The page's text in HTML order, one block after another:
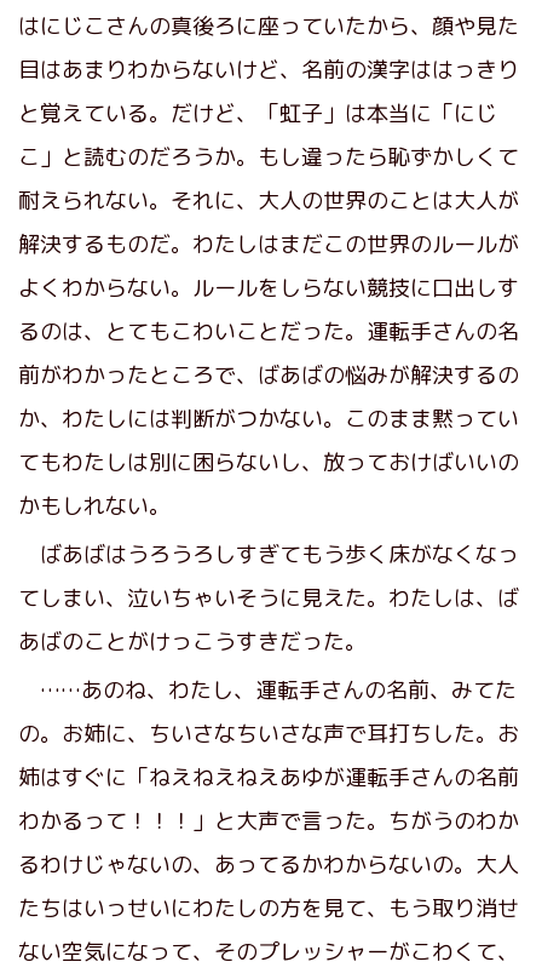
はにじこさんの真後ろに座っていたから、顔や見た
目はあまりわからないけど、名前の漢字ははっきり
と覚えている。だけど、「虹子」は本当に「にじ
こ」と読むのだろうか。もし違ったら恥ずかしくて
耐えられない。それに、大人の世界のことは大人が
解決するものだ。わたしはまだこの世界のルールが
よくわからない。ルールをしらない競技に口出しす
るのは、とてもこわいことだった。運転手さんの名
前がわかったところで、ばあばの悩みが解決するの
か、わたしには判断がつかない。このまま黙ってい
てもわたしは別に困らないし、放っておけばいいの
かもしれない。
ばあばはうろうろしすぎてもう歩く床がなくなっ
てしまい、泣いちゃいそうに見えた。わたしは、ば
あばのことがけっこうすきだった。
……あのね、わたし、運転手さんの名前、みてた
の。お姉に、ちいさなちいさな声で耳打ちした。お
姉はすぐに「ねえねえねえあゆが運転手さんの名前
わかるって！！！」と大声で言った。ちがうのわか
るわけじゃないの、あってるかわからないの。大人
たちはいっせいにわたしの方を見て、もう取り消せ
ない空気になって、そのプレッシャーがこわくて、